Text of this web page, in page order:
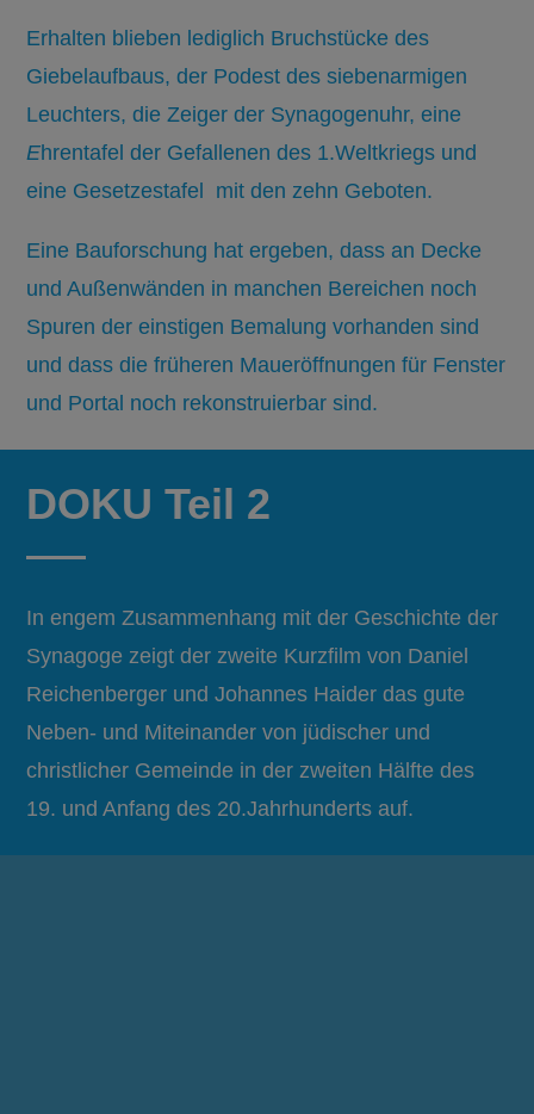
Erhalten blieben lediglich Bruchstücke des
Giebelaufbaus, der Podest des siebenarmigen
Leuchters, die Zeiger der Synagogenuhr, eine
Ehrentafel der Gefallenen des 1.Weltkriegs und
eine Gesetzestafel mit den zehn Geboten.
Eine Bauforschung hat ergeben, dass an Decke
und Außenwänden in manchen Bereichen noch
Spuren der einstigen Bemalung vorhanden sind
und dass die früheren Maueröffnungen für Fenster
und Portal noch rekonstruierbar sind.
DOKU Teil 2
In engem Zusammenhang mit der Geschichte der
Synagoge zeigt der zweite Kurzfilm von Daniel
Reichenberger und Johannes Haider das gute
Neben- und Miteinander von jüdischer und
christlicher Gemeinde in der zweiten Hälfte des
19. und Anfang des 20.Jahrhunderts auf.